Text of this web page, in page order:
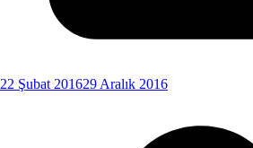
22 Şubat 201629 Aralık 2016